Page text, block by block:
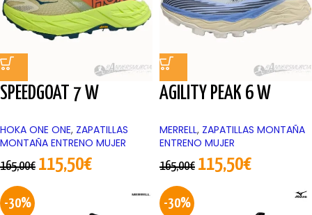
SPEEDGOAT 7 W
HOKA ONE ONE, ZAPATILLAS
MONTAÑA ENTRENO MUJER
165,00€ 115,50€
AGILITY PEAK 6 W
MERRELL, ZAPATILLAS MONTAÑA
ENTRENO MUJER
165,00€ 115,50€
-30% -30%